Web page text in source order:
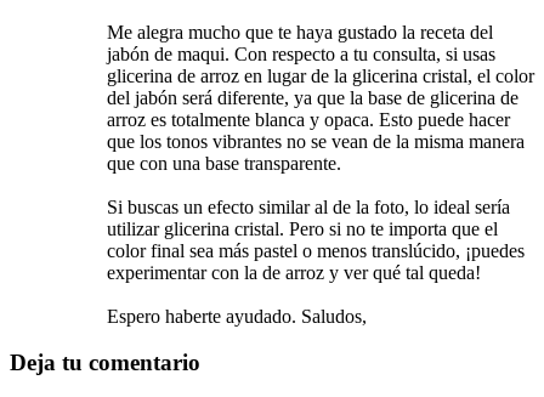
Me alegra mucho que te haya gustado la receta del
jabón de maqui. Con respecto a tu consulta, si usas
glicerina de arroz en lugar de la glicerina cristal, el color
del jabón será diferente, ya que la base de glicerina de
arroz es totalmente blanca y opaca. Esto puede hacer
que los tonos vibrantes no se vean de la misma manera
Si buscas un efecto similar al de la foto, lo ideal sería
utilizar glicerina cristal. Pero si no te importa que el
color final sea más pastel o menos translúcido, ¡puedes